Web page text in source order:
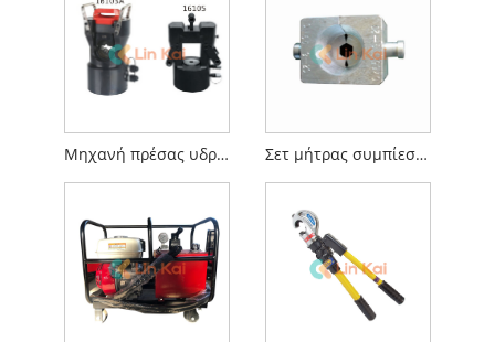
Μηχανή πρέσας υδραυλικών αγωγών Σετ μήτρας συμπίεσης εξάγωνου